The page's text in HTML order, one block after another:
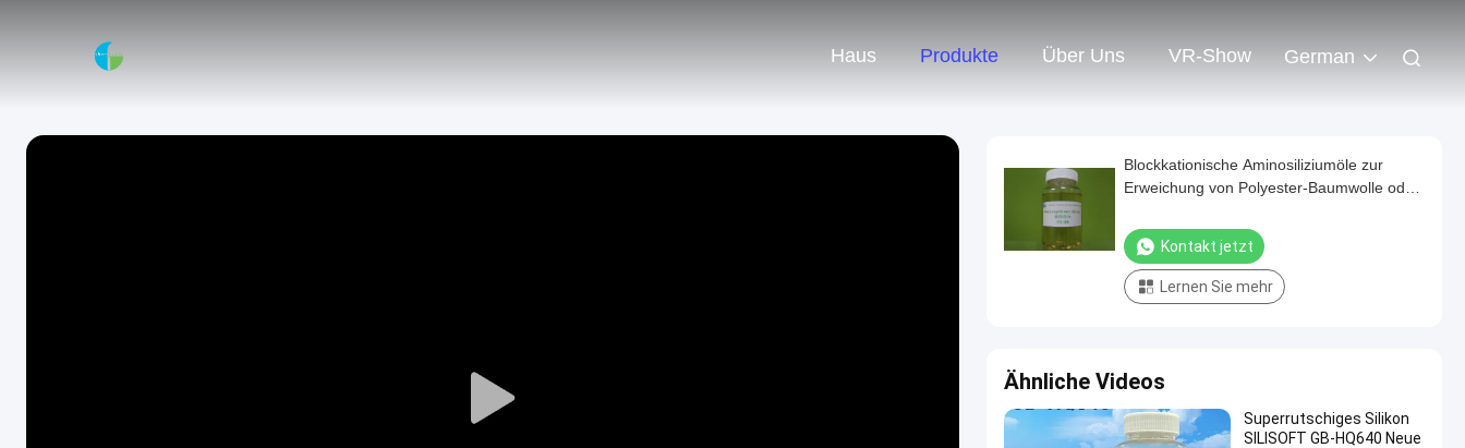
Haus Produkte Über Uns VR-Show German
Play
Blockkationische Aminosiliziumöle zur
Erweichung von Polyester-Baumwolle oder
Kontakt jetzt
Lernen Sie mehr
Ähnliche Videos
Superrutschiges Silikon
SILISOFT GB-HQ640 Neue